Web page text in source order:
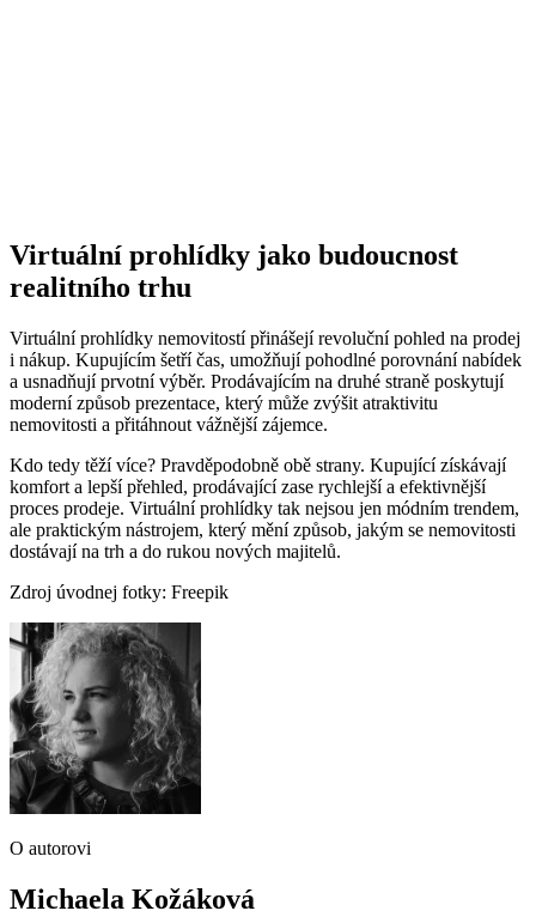
Virtuální prohlídky jako budoucnost
realitního trhu
Virtuální prohlídky nemovitostí přinášejí revoluční pohled na prodej
i nákup. Kupujícím šetří čas, umožňují pohodlné porovnání nabídek
a usnadňují prvotní výběr. Prodávajícím na druhé straně poskytují
moderní způsob prezentace, který může zvýšit atraktivitu
nemovitosti a přitáhnout vážnější zájemce.
Kdo tedy těží více? Pravděpodobně obě strany. Kupující získávají
komfort a lepší přehled, prodávající zase rychlejší a efektivnější
proces prodeje. Virtuální prohlídky tak nejsou jen módním trendem,
ale praktickým nástrojem, který mění způsob, jakým se nemovitosti
dostávají na trh a do rukou nových majitelů.
Zdroj úvodnej fotky: Freepik
O autorovi
Michaela Kožáková